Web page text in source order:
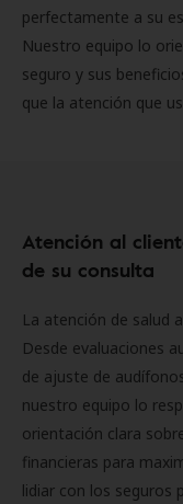
perfectamente a su
Nuestro equipo lo
seguro y sus
que la atención que
Atención al
de su consulta
La atención de salud
Desde evaluaciones
de ajuste de
nuestro equipo lo
orientación clara
financieras para
lidiar con los seguros